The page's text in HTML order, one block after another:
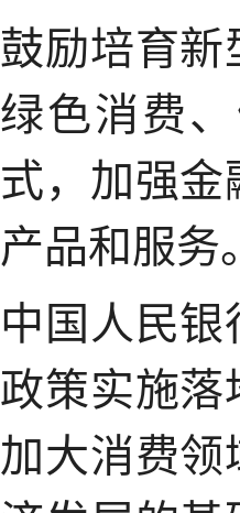
鼓励培育
绿色消费
式，加强
产品和服务。
中国人民
政策实施
加大消费